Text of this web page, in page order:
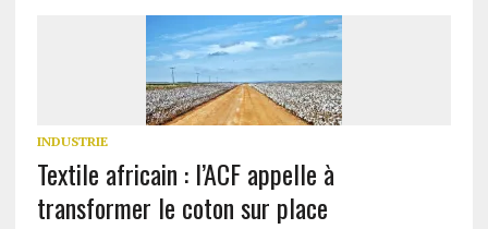
INDUSTRIE
Textile africain : l’ACF appelle à
transformer le coton sur place